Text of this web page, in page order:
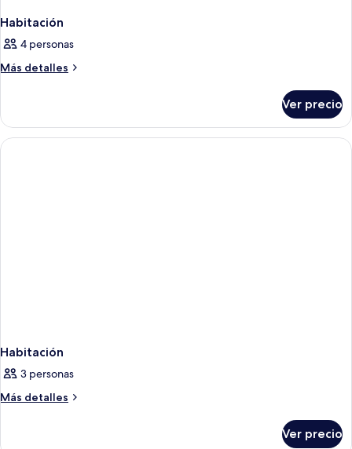
Habitación
4 personas
Más detalles
Más
Ver precio
Habitación
3 personas
Más detalles
Más
Ver precio